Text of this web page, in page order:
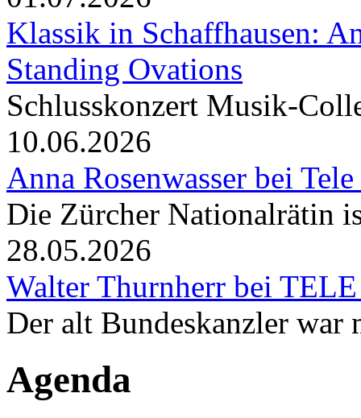
Klassik in Schaffhausen:
Standing Ovations
Schlusskonzert Musik-
10.06.2026
Anna Rosenwasser bei
Die Zürcher Nationalrätin
28.05.2026
Walter Thurnherr bei
Der alt Bundeskanzler war
Agenda